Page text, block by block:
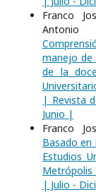
Franco
Antonio
manejo de
de la
| Revista
Junio |
Franco
Basado en
Estudios
Metrópolis
| Julio -